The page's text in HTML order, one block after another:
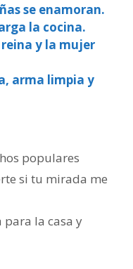
se enamoran.
la cocina.
reina y la mujer
arma limpia y
populares
si tu mirada me
para la casa y